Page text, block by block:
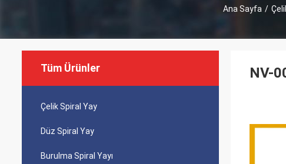
Ana Sayfa /
Tüm Ürünler
Çelik Spiral Yay
Düz Spiral Yay
Burulma Spiral Yayı
NV-